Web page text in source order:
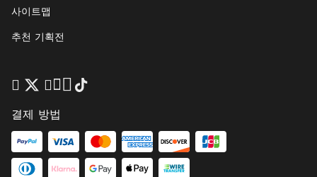
사이트맵
추천 기획전
결제 방법